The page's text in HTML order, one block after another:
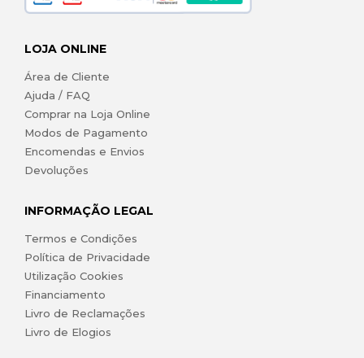
LOJA ONLINE
Área de Cliente
Ajuda / FAQ
Comprar na Loja Online
Modos de Pagamento
Encomendas e Envios
Devoluções
INFORMAÇÃO LEGAL
Termos e Condições
Política de Privacidade
Utilização Cookies
Financiamento
Livro de Reclamações
Livro de Elogios